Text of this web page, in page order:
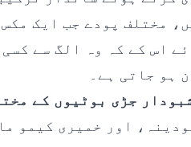
مختلف پودے جب ایک
اس کے کہ وہ الگ سے
ہو جاتی ہے۔
جڑی بوٹیوں کے
اور خمیری کیمو